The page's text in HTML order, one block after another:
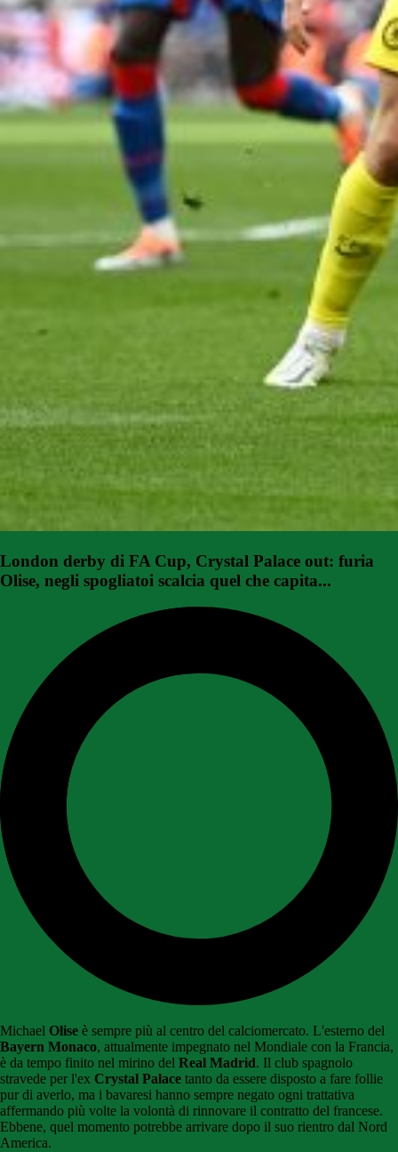
London derby di FA Cup, Crystal Palace out: furia
Olise, negli spogliatoi scalcia quel che capita...
Michael Olise è sempre più al centro del calciomercato. L'esterno del
Bayern Monaco, attualmente impegnato nel Mondiale con la Francia,
è da tempo finito nel mirino del Real Madrid. Il club spagnolo
stravede per l'ex Crystal Palace tanto da essere disposto a fare follie
pur di averlo, ma i bavaresi hanno sempre negato ogni trattativa
affermando più volte la volontà di rinnovare il contratto del francese.
Ebbene, quel momento potrebbe arrivare dopo il suo rientro dal Nord
America.